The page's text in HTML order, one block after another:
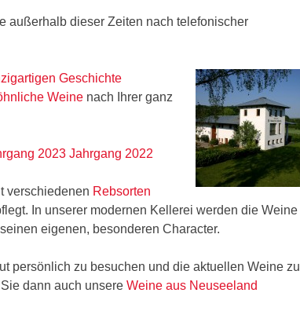
außerhalb dieser Zeiten nach telefonischer
Geschichte
Weine nach Ihrer ganz
2023 Jahrgang 2022
verschiedenen Rebsorten
In unserer modernen Kellerei werden die Weine
eigenen, besonderen Character.
persönlich zu besuchen und die aktuellen Weine zu
dann auch unsere Weine aus Neuseeland